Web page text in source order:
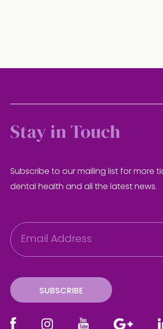
Stay in Touch
Subscribe to our mailing list for more
dental health and all the latest news.
m
a
SUBSCRIBE